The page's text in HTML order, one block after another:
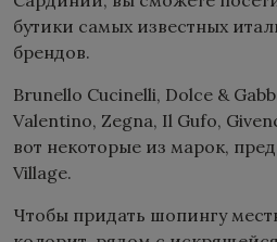
бутики самых известных
брендов.
Brunello Cucinelli, Dolce &
Valentino, Zegna, Il Gufo,
вот некоторые из марок,
Village.
Чтобы придать шопингу